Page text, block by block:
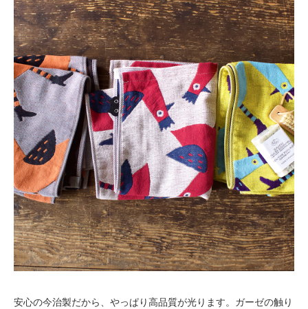
安心の今治製だから、やっぱり高品質が光ります。ガーゼの触り